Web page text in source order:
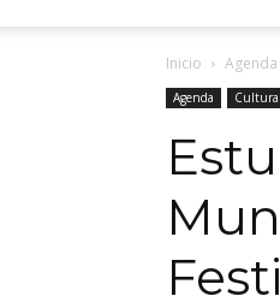
Inicio Agenda
Agenda Cultura